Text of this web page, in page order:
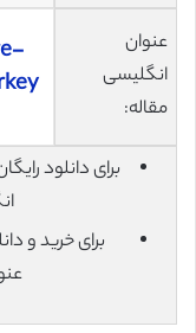
عنوان
انگلیسی
مقاله:
برای خرید و